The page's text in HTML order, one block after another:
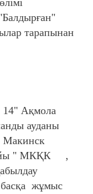
тарапынан
Ақмола
ауданы
Макинск
" МКҚК ,
басқа жұмыс